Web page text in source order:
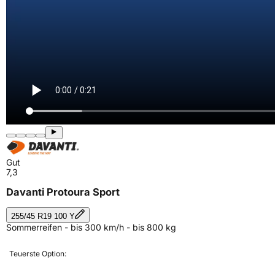
Gut
7,3
Davanti Protoura Sport
255/45 R19 100 Y
Sommerreifen - bis 300 km/h - bis 800 kg
Teuerste Option: